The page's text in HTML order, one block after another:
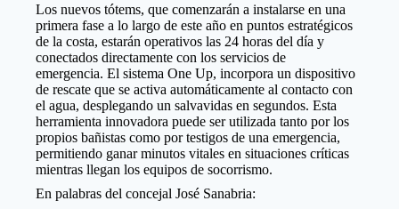
Los nuevos tótems, que comenzarán a instalarse en una
primera fase a lo largo de este año en puntos estratégicos
de la costa, estarán operativos las 24 horas del día y
conectados directamente con los servicios de
emergencia. El sistema One Up, incorpora un dispositivo
de rescate que se activa automáticamente al contacto con
el agua, desplegando un salvavidas en segundos. Esta
herramienta innovadora puede ser utilizada tanto por los
propios bañistas como por testigos de una emergencia,
permitiendo ganar minutos vitales en situaciones críticas
mientras llegan los equipos de socorrismo.
En palabras del concejal José Sanabria: